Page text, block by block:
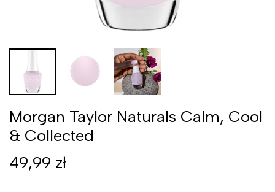
Morgan Taylor Naturals Calm, Cool
& Collected
49,99 zł